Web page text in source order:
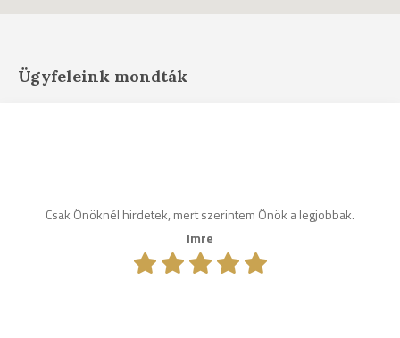
Ügyfeleink mondták
Csak Önöknél hirdetek, mert szerintem Önök a legjobbak.
Imre